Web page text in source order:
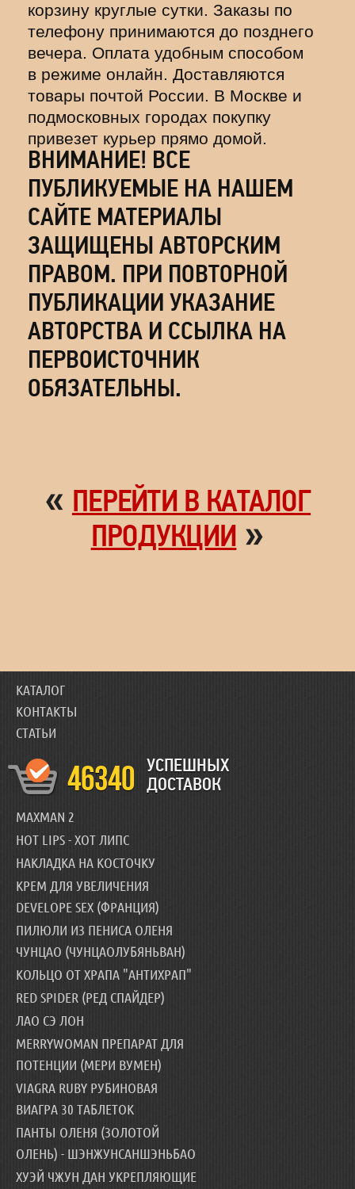
корзину круглые сутки. Заказы по
телефону принимаются до позднего
вечера. Оплата удобным способом
в режиме онлайн. Доставляются
товары почтой России. В Москве и
подмосковных городах покупку
привезет курьер прямо домой.
ВНИМАНИЕ! ВСЕ
ПУБЛИКУЕМЫЕ НА НАШЕМ
САЙТЕ МАТЕРИАЛЫ
ЗАЩИЩЕНЫ АВТОРСКИМ
ПРАВОМ. ПРИ ПОВТОРНОЙ
ПУБЛИКАЦИИ УКАЗАНИЕ
АВТОРСТВА И ССЫЛКА НА
ПЕРВОИСТОЧНИК
ОБЯЗАТЕЛЬНЫ.
« ПЕРЕЙТИ В КАТАЛОГ
ПРОДУКЦИИ »
КАТАЛОГ
КОНТАКТЫ
СТАТЬИ
46340
УСПЕШНЫХ
ДОСТАВОК
MAXMAN 2
HOT LIPS - ХОТ ЛИПС
НАКЛАДКА НА КОСТОЧКУ
КРЕМ ДЛЯ УВЕЛИЧЕНИЯ
DEVELOPE SEX (ФРАНЦИЯ)
ПИЛЮЛИ ИЗ ПЕНИСА ОЛЕНЯ
ЧУНЦАО (ЧУНЦАОЛУБЯНЬВАН)
КОЛЬЦО ОТ ХРАПА "АНТИХРАП"
RED SPIDER (РЕД СПАЙДЕР)
ЛАО СЭ ЛОН
MERRYWOMAN ПРЕПАРАТ ДЛЯ
ПОТЕНЦИИ (МЕРИ ВУМЕН)
VIAGRA RUBY РУБИНОВАЯ
ВИАГРА 30 ТАБЛЕТОК
ПАНТЫ ОЛЕНЯ (ЗОЛОТОЙ
ОЛЕНЬ) - ШЭНЖУНСАНШЭНЬБАО
ХУЭЙ ЧЖУН ДАН УКРЕПЛЯЮЩИЕ